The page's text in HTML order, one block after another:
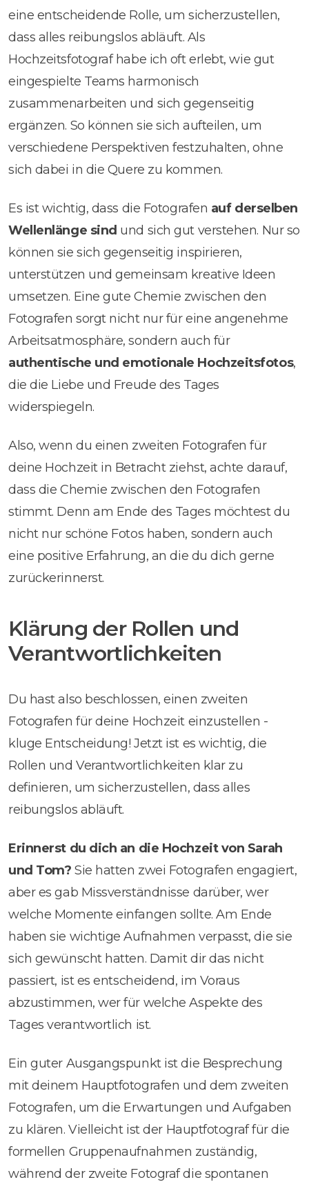
eine entscheidende Rolle, um sicherzustellen,
dass alles reibungslos abläuft. Als
Hochzeitsfotograf habe ich oft erlebt, wie gut
eingespielte Teams harmonisch
zusammenarbeiten und sich gegenseitig
ergänzen. So können sie sich aufteilen, um
verschiedene Perspektiven festzuhalten, ohne
sich dabei in die Quere zu kommen.
Es ist wichtig, dass die Fotografen auf derselben
Wellenlänge sind und sich gut verstehen. Nur so
können sie sich gegenseitig inspirieren,
unterstützen und gemeinsam kreative Ideen
umsetzen. Eine gute Chemie zwischen den
Fotografen sorgt nicht nur für eine angenehme
Arbeitsatmosphäre, sondern auch für
authentische und emotionale Hochzeitsfotos,
die die Liebe und Freude des Tages
widerspiegeln.
Also, wenn du einen zweiten Fotografen für
deine Hochzeit in Betracht ziehst, achte darauf,
dass die Chemie zwischen den Fotografen
stimmt. Denn am Ende des Tages möchtest du
nicht nur schöne Fotos haben, sondern auch
eine positive Erfahrung, an die du dich gerne
zurückerinnerst.
Klärung der Rollen und
Verantwortlichkeiten
Du hast also beschlossen, einen zweiten
Fotografen für deine Hochzeit einzustellen -
kluge Entscheidung! Jetzt ist es wichtig, die
Rollen und Verantwortlichkeiten klar zu
definieren, um sicherzustellen, dass alles
reibungslos abläuft.
Erinnerst du dich an die Hochzeit von Sarah
und Tom? Sie hatten zwei Fotografen engagiert,
aber es gab Missverständnisse darüber, wer
welche Momente einfangen sollte. Am Ende
haben sie wichtige Aufnahmen verpasst, die sie
sich gewünscht hatten. Damit dir das nicht
passiert, ist es entscheidend, im Voraus
abzustimmen, wer für welche Aspekte des
Tages verantwortlich ist.
Ein guter Ausgangspunkt ist die Besprechung
mit deinem Hauptfotografen und dem zweiten
Fotografen, um die Erwartungen und Aufgaben
zu klären. Vielleicht ist der Hauptfotograf für die
formellen Gruppenaufnahmen zuständig,
während der zweite Fotograf die spontanen